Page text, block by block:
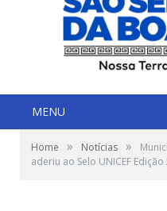
MENU
Home » Notícias »
aderiu ao Selo UNICEF